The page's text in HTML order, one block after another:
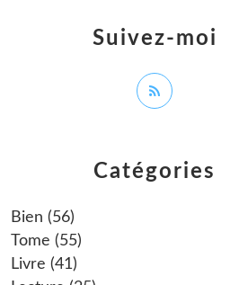
Catégories
Bien (56)
Tome (55)
Livre (41)
Suivez-moi